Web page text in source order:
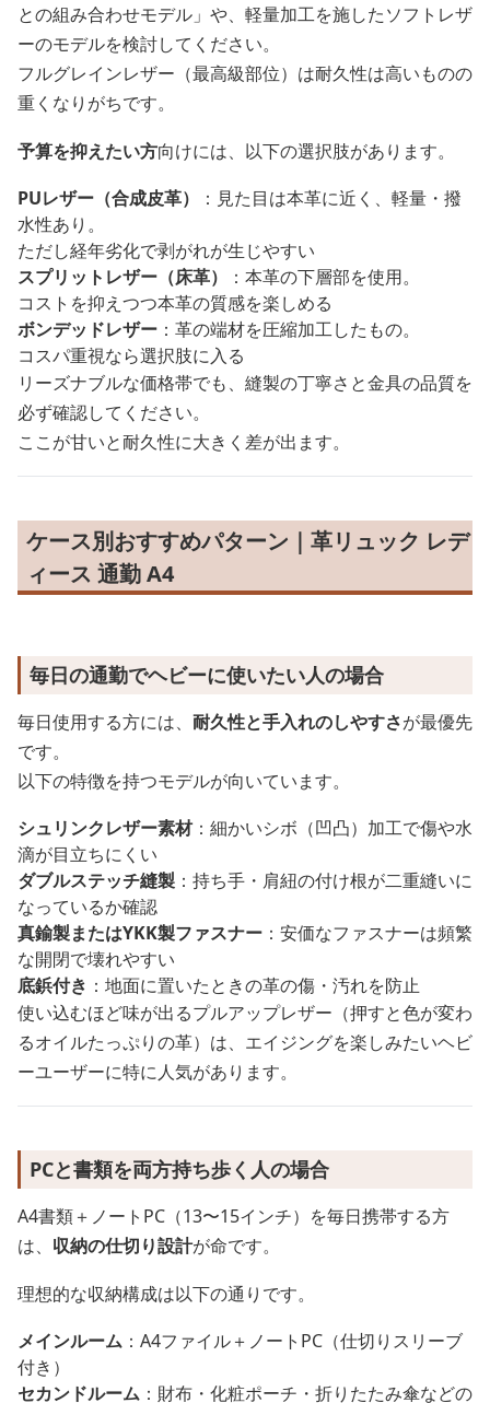
との組み合わせモデル」や、軽量加工を施したソフトレザ
ーのモデルを検討してください。
フルグレインレザー（最高級部位）は耐久性は高いものの
重くなりがちです。
予算を抑えたい方向けには、以下の選択肢があります。
PUレザー（合成皮革）
：見た目は本革に近く、軽量・撥
水性あり。
ただし経年劣化で剥がれが生じやすい
スプリットレザー（床革）
：本革の下層部を使用。
コストを抑えつつ本革の質感を楽しめる
ボンデッドレザー ：革の端材を圧縮加工したもの。
コスパ重視なら選択肢に入る
リーズナブルな価格帯でも、縫製の丁寧さと金具の品質を
必ず確認してください。
ここが甘いと耐久性に大きく差が出ます。
ケース別おすすめパターン｜革リュック レデ
ィース 通勤 A4
毎日の通勤でヘビーに使いたい人の場合
毎日使用する方には、 耐久性と手入れのしやすさが最優先
です。
以下の特徴を持つモデルが向いています。
シュリンクレザー素材：細かいシボ（凹凸）加工で傷や水
滴が目立ちにくい
ダブルステッチ縫製 ：持ち手・肩紐の付け根が二重縫いに
なっているか確認
真鍮製またはYKK製ファスナー ：安価なファスナーは頻繁
な開閉で壊れやすい
底鋲付き ：地面に置いたときの革の傷・汚れを防止
使い込むほど味が出るプルアップレザー（押すと色が変わ
るオイルたっぷりの革）は、エイジングを楽しみたいヘビ
ーユーザーに特に人気があります。
PCと書類を両方持ち歩く人の場合
A4書類＋ノートPC（13〜15インチ）を毎日携帯する方
は、 収納の仕切り設計が命です。
理想的な収納構成は以下の通りです。
メインルーム ：A4ファイル＋ノートPC（仕切りスリーブ
付き）
セカンドルーム ：財布・化粧ポーチ・折りたたみ傘などの